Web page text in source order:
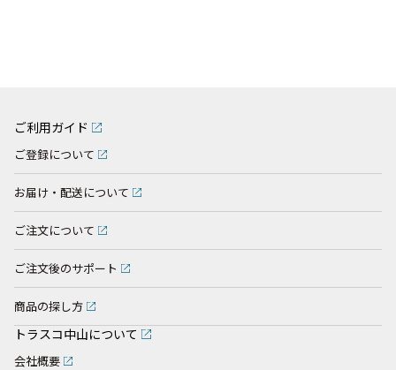
ご利用ガイド
ご登録について
お届け・配送について
ご注文について
ご注文後のサポート
商品の探し方
トラスコ中山について
会社概要